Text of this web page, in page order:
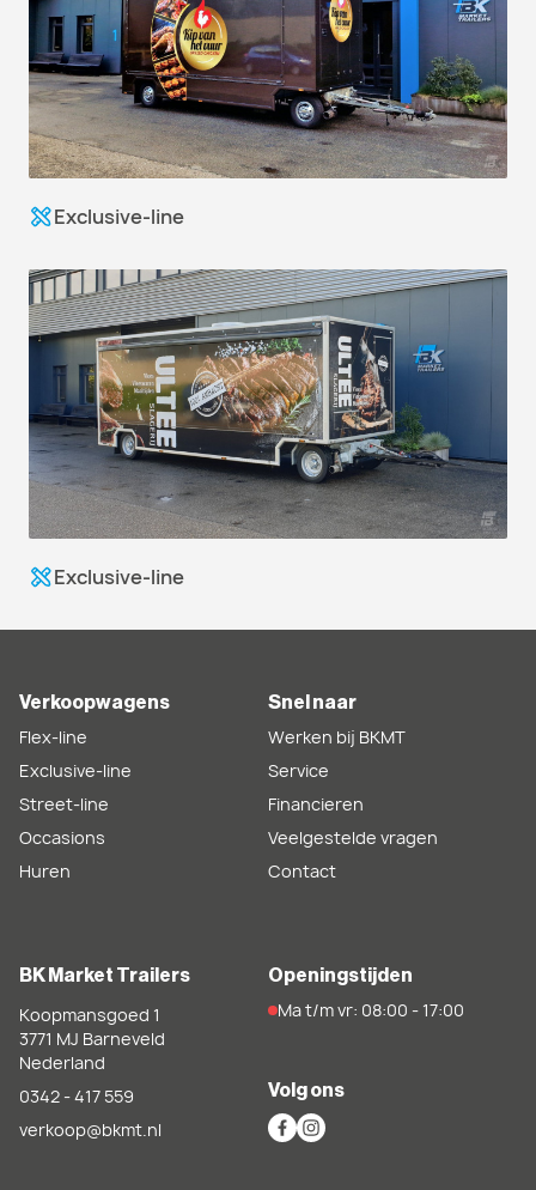
Exclusive-line
Exclusive-line
BK Market Trailers
Koopmansgoed 1
3771 MJ Barneveld
Nederland
0342 - 417 559
verkoop@bkmt.nl
Verkoopwagens
Flex-line
Exclusive-line
Street-line
Occasions
Huren
Snel naar
Werken bij BKMT
Service
Financieren
Veelgestelde vragen
Contact
Openingstijden
Ma t/m vr: 08:00 - 17:00
Volg ons